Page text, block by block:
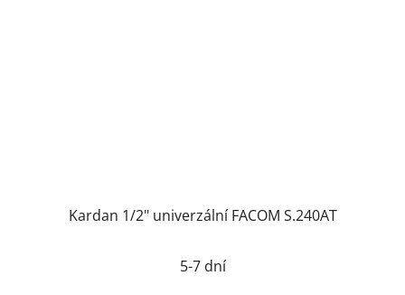
Kardan 1/2" univerzální FACOM S.240AT
5-7 dní